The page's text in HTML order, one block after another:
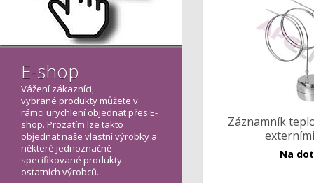
Záznamník
Na
E-shop
Vážení zákazníci,
vybrané produkty můžete v
rámci urychlení objednat přes E-
shop. Prozatím lze takto
objednat naše vlastní výrobky a
některé jednoznačně
specifikované produkty
ostatních výrobců.